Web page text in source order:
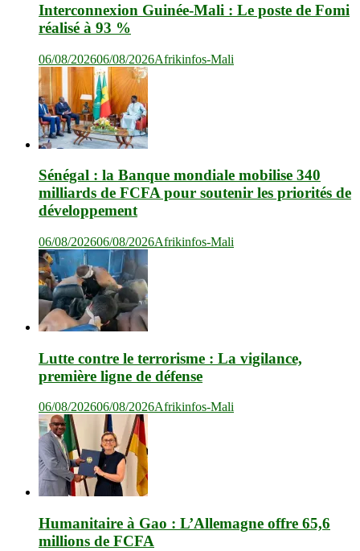
Interconnexion Guinée-Mali : Le poste de Fomi
réalisé à 93 %
06/08/202606/08/2026Afrikinfos-Mali
Sénégal : la Banque mondiale mobilise 340
milliards de FCFA pour soutenir les priorités de
développement
06/08/202606/08/2026Afrikinfos-Mali
Lutte contre le terrorisme : La vigilance,
première ligne de défense
06/08/202606/08/2026Afrikinfos-Mali
Humanitaire à Gao : L’Allemagne offre 65,6
millions de FCFA